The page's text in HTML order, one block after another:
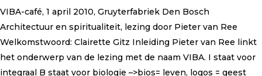
VIBA-café, 1 april 2010, Gruyterfabriek Den Bosch
Architectuur en spiritualiteit, lezing door Pieter van Ree
Welkomstwoord: Clairette Gitz Inleiding Pieter van Ree linkt
het onderwerp van de lezing met de naam VIBA. I staat voor
integraal B staat voor biologie –>bios= leven, logos = geest
april
2010:
Architectuur
en
spiritualiteit